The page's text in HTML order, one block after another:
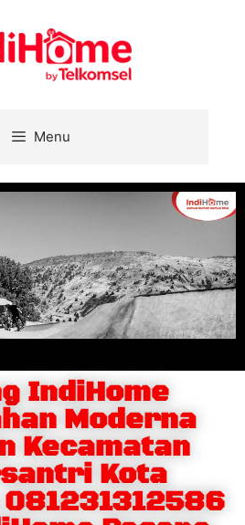
Menu
IndiHome
Moderna
Kecamatan
Kota